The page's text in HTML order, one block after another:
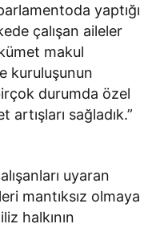
yaptığı
çalışan aileler
makul
kuruluşunun
durumda özel
sağladık.”
uyaran
mantıksız olmaya
halkının